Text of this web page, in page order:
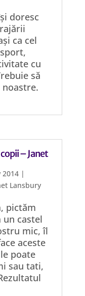
doresc
ca cel
cu
să
– Janet
2014|
Lansbury
pictăm
un castel
mic, îl
aceste
poate
sau tati,